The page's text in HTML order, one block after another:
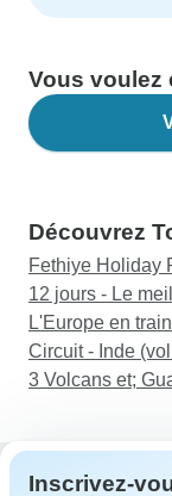
Vous voulez
Découvrez
Fethiye Holiday
12 jours - Le
L'Europe en
Circuit - Inde
3 Volcans et;
Inscrivez-